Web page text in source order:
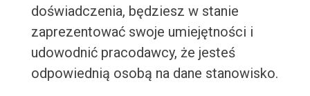
doświadczenia, będziesz w stanie
zaprezentować swoje umiejętności i
udowodnić pracodawcy, że jesteś
odpowiednią osobą na dane stanowisko.